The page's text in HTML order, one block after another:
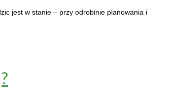
jest w stanie – przy odrobinie planowania i